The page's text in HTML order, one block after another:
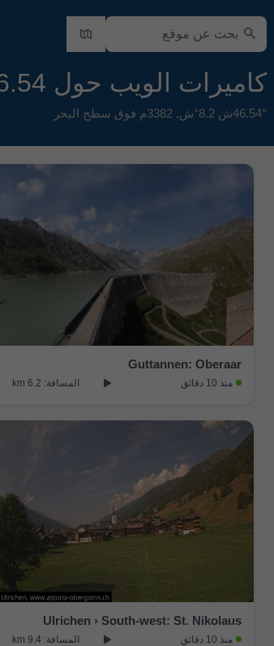
كاميرات الويب حول 46.54°ش 8.2°ش
46.54°ش 8.2°ش, 3382م فوق سطح البحر
Guttannen: Oberaar
منذ 10 دقائق المسافة: 6.2 km
Ulrichen › South-west: St. Nikolaus
منذ 10 دقائق المسافة: 9.4 km